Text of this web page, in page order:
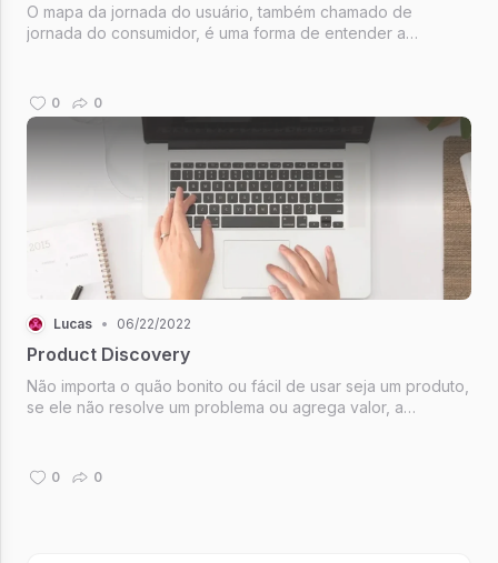
O mapa da jornada do usuário, também chamado de
jornada do consumidor, é uma forma de entender a
pelo usuário dentro do seu produ...
0 0
Lucas • 06/22/2022
Product Discovery
Não importa o quão bonito ou fácil de usar seja um produto,
se ele não resolve um problema ou agrega valor, a
0 0